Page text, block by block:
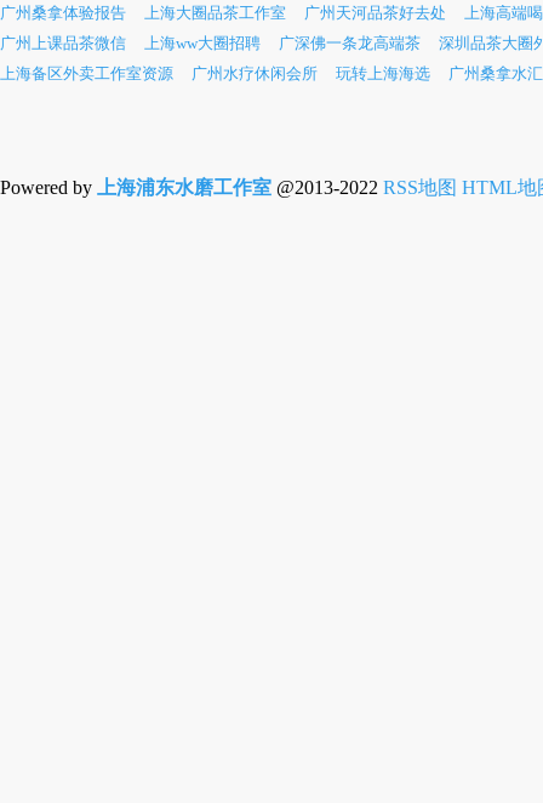
广州桑拿体验报告
上海大圈品茶工作室 广州天河品茶好去处
上海高端
广州上课品茶微信
上海ww大圈招聘 广深佛一条龙高端茶
深圳品茶大圈
上海备区外卖工作室资源
广州水疗休闲会所 玩转上海海选 广州桑拿水汇
Powered by 上海浦东水磨工作室 @2013-2022 RSS地图 HTML地